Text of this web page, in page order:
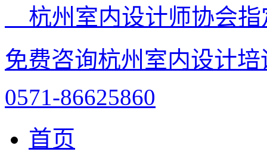
杭州室内设计师协会
免费咨询杭州室内设计
0571-86625860
首页